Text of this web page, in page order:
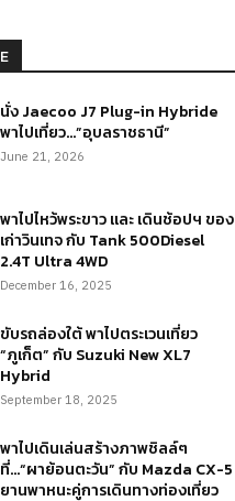
นั่ง Jaecoo J7 Plug-in Hybride
พาไปเที่ยว…”อุบลราชธานี”
June 21, 2026
พาไปไหว้พระขาว และ เดินช้อปฯ ของ
เก่าวินเทจ กับ Tank 500Diesel
2.4T Ultra 4WD
December 16, 2025
ขับรถล่องใต้ พาไปตระเวนเที่ยว
“ภูเก็ต” กับ Suzuki New XL7
Hybrid
September 18, 2025
พาไปเดินเล่นสร้างภาพชิลล์ๆ
ที่…“ผาย้อนตะวัน” กับ Mazda CX-5
ยานพาหนะคู่การเดินทางท่องเที่ยว